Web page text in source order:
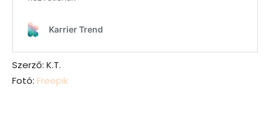
Szerző: K.T.
Fotó: Freepik